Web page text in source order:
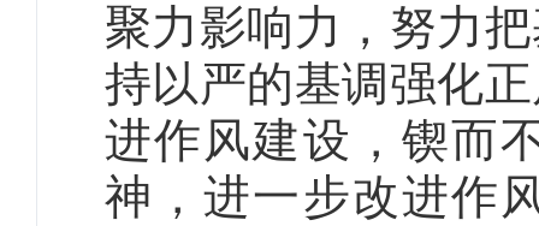
聚力影响力，努力
持以严的基调强化
进作风建设，锲而
神，进一步改进作